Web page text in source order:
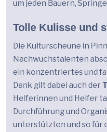
um jeden Bauern,
Tolle Kulisse und
Die Kulturscheune in
Nachwuchstalenten
ein konzentriertes und
Dank gilt dabei auch der
Helferinnen und Helfer
Durchführung und
unterstützten und so für